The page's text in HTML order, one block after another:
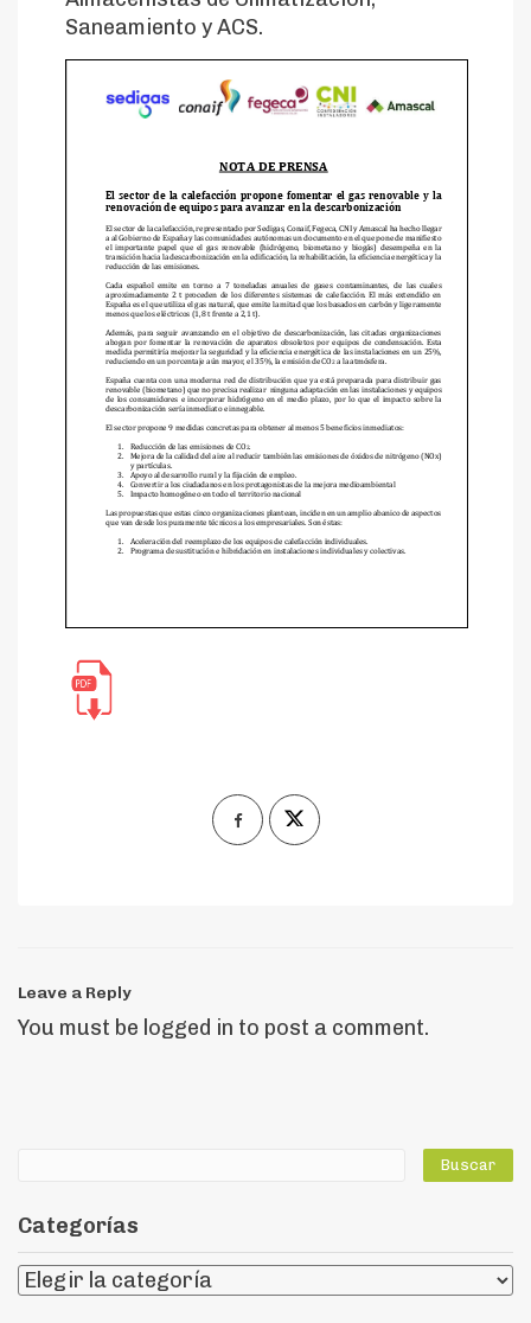
Saneamiento y ACS.
Leave a Reply
You must be logged in to post a comment.
Categorías